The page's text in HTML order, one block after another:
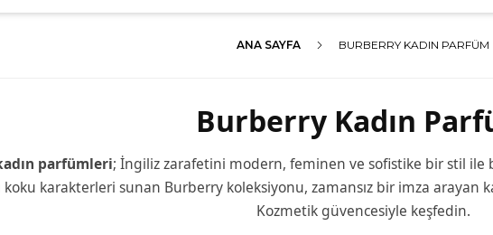
ANA SAYFA BURBERRY KADIN PARFÜM
Burberry Kadın
parfümleri; İngiliz zarafetini modern, feminen ve sofistike bir stil
koku karakterleri sunan Burberry koleksiyonu, zamansız bir imza arayan
Kozmetik güvencesiyle keşfedin.